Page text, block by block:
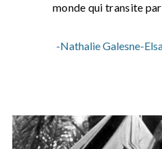
monde qui transite
-
Nathalie Galesne
-